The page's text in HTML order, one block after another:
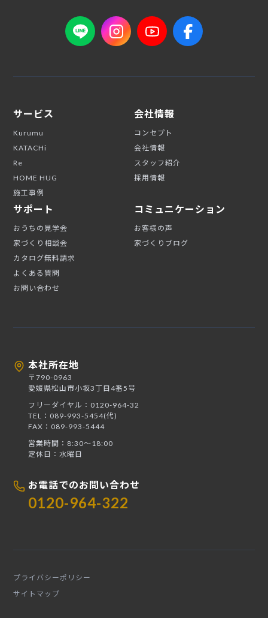
サービス
Kurumu
KATACHi
Re
HOME HUG
施工事例
会社情報
コンセプト
会社情報
スタッフ紹介
採用情報
サポート
おうちの見学会
家づくり相談会
カタログ無料請求
よくある質問
お問い合わせ
コミュニケーション
お客様の声
家づくりブログ
本社所在地
〒790-0963
愛媛県松山市小坂3丁目4番5号
フリーダイヤル：0120-964-32
TEL：089-993-5454(代)
FAX：089-993-5444
営業時間：8:30〜18:00
定休日：水曜日
お電話でのお問い合わせ
0120-964-322
プライバシーポリシー
サイトマップ